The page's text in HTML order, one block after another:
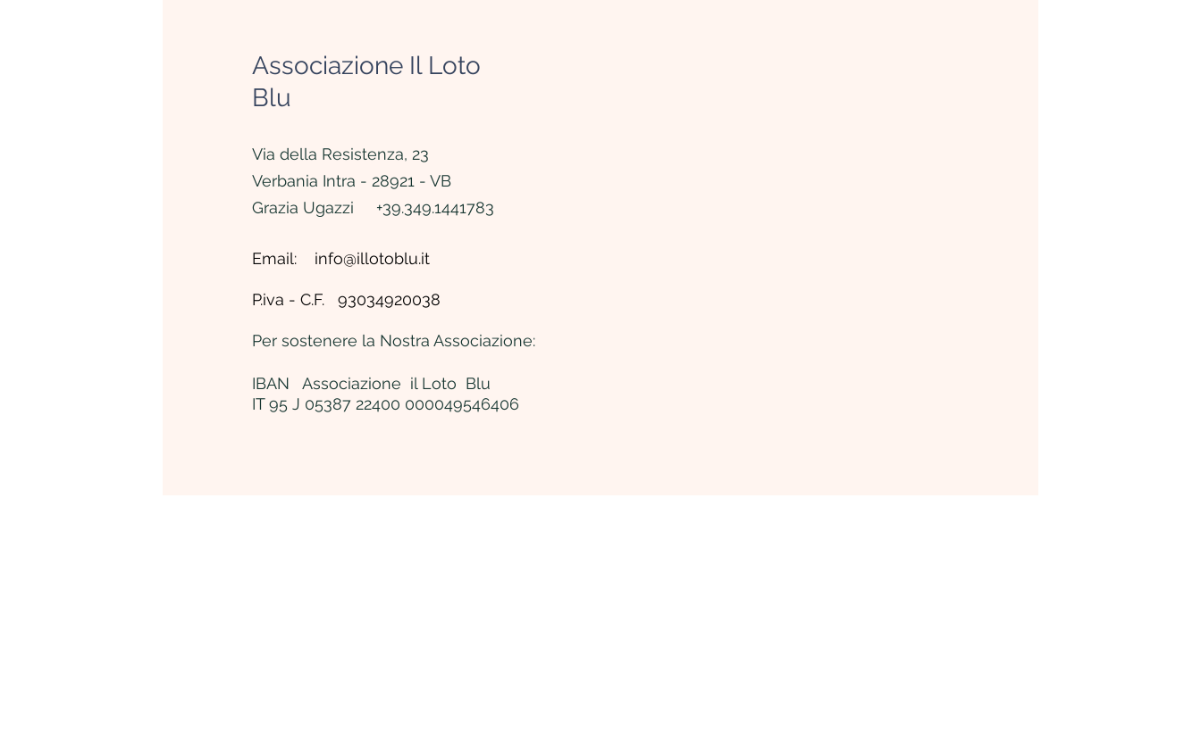
Associazione Il Loto
Blu
Via della Resistenza, 23
Verbania Intra - 28921 - VB
Grazia Ugazzi +39.349.1441783
Email: info@illotoblu.it
P.iva - C.F. 93034920038
Per sostenere la Nostra Associazione:
IBAN Associazione il Loto Blu
IT 95 J 05387 22400 000049546406